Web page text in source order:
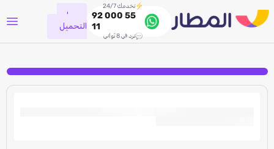
نخدمك 24/7
92 000 55
11
نرد في 8 ثواني
جاري
التحميل